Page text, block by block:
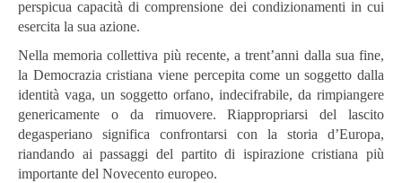
perspicua capacità di comprensione dei condizionamenti in cui
esercita la sua azione.
Nella memoria collettiva più recente, a trent’anni dalla sua fine,
la Democrazia cristiana viene percepita come un soggetto dalla
identità vaga, un soggetto orfano, indecifrabile, da rimpiangere
genericamente o da rimuovere. Riappropriarsi del lascito
degasperiano significa confrontarsi con la storia d’Europa,
riandando ai passaggi del partito di ispirazione cristiana più
importante del Novecento europeo.